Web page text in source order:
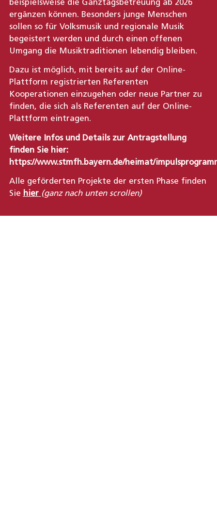
beispielsweise die Ganztagsbetreuung ab 2026
ergänzen können. Besonders junge Menschen
sollen so für Volksmusik und regionale Musik
begeistert werden und durch einen offenen
Umgang die Musiktraditionen lebendig bleiben.
Dazu ist möglich, mit bereits auf der Online-
Plattform registrierten Referenten
Kooperationen einzugehen oder neue Partner zu
finden, die sich als Referenten auf der Online-
Plattform eintragen.
Weitere Infos und Details zur Antragstellung
finden Sie hier:
https://www.stmfh.bayern.de/heimat/
Alle geförderten Projekte der ersten Phase finden
Sie hier (ganz nach unten scrollen)